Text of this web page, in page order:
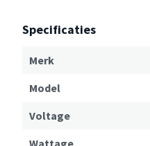
Specificaties
Merk
Model
Voltage
Wattage